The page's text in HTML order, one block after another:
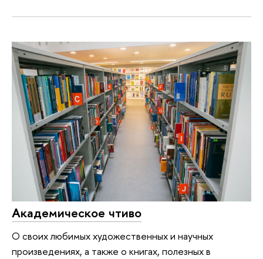
Академическое чтиво
О своих любимых художественных и научных
произведениях, а также о книгах, полезных в